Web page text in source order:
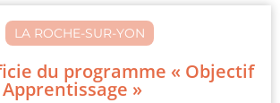
LA ROCHE-SUR-YON
du programme « Objectif
»